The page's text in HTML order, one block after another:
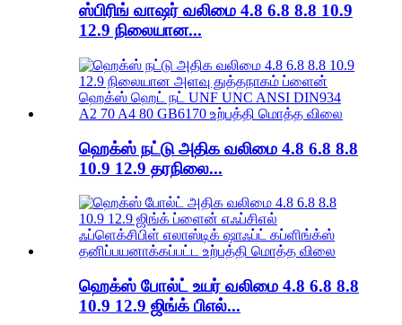
ஸ்பிரிங் வாஷர் வலிமை 4.8 6.8 8.8 10.9
12.9 நிலையான...
ஹெக்ஸ் நட்டு அதிக வலிமை 4.8 6.8 8.8
10.9 12.9 தரநிலை...
ஹெக்ஸ் போல்ட் உயர் வலிமை 4.8 6.8 8.8
10.9 12.9 ஜிங்க் பிஎல்...